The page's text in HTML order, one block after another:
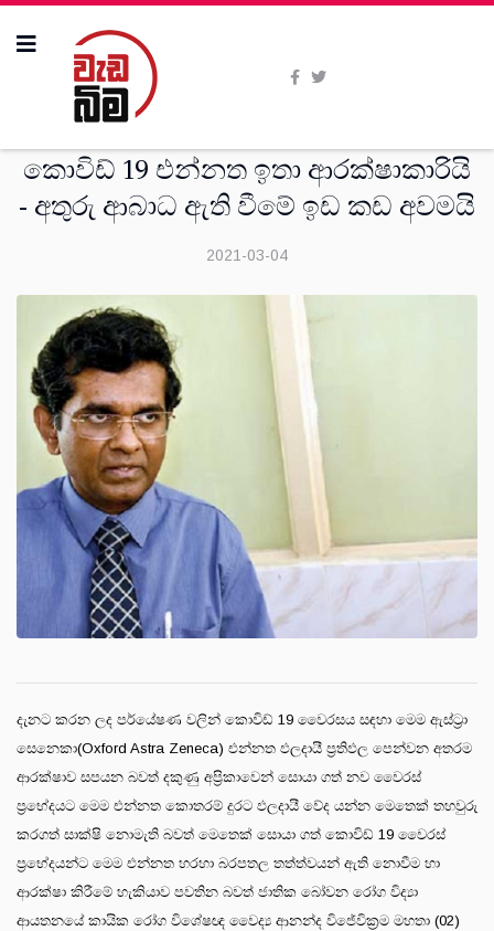
කොවිඩ් 19 එන්නත ඉතා ආරක්ෂාකාරියි
- අතුරු ආබාධ ඇති වීමේ ඉඩ කඩ අවමයි
2021-03-04
දැනට කරන ලද පර්යේෂණ වලින් කොවිඩ් 19 වෛරසය සඳහා මෙම ඇස්ට්‍රා
සෙනෙකා(Oxford Astra Zeneca) එන්නත ඵලදායී ප්‍රතිඵල පෙන්වන අතරම
ආරක්ෂාව සපයන බවත් දකුණු අප්‍රිකාවෙන් සොයා ගත් නව වෛරස්
ප්‍රභේදයට මෙම එන්නත කොතරම් දුරට ඵලදායී වේද යන්න මෙතෙක් තහවුරු
කරගත් සාක්ෂි නොමැති බවත් මෙතෙක් සොයා ගත් කොවිඩ් 19 වෛරස්
ප්‍රභේදයන්ට මෙම එන්නත හරහා බරපතල තත්ත්වයන් ඇති නොවීම හා
ආරක්ෂා කිරීමේ හැකියාව පවතින බවත් ජාතික බෝවන රෝග විද්‍යා
ආයතනයේ කායික රෝග විශේෂඥ වෛද්‍ය ආනන්ද විජේවික්‍රම මහතා (02)